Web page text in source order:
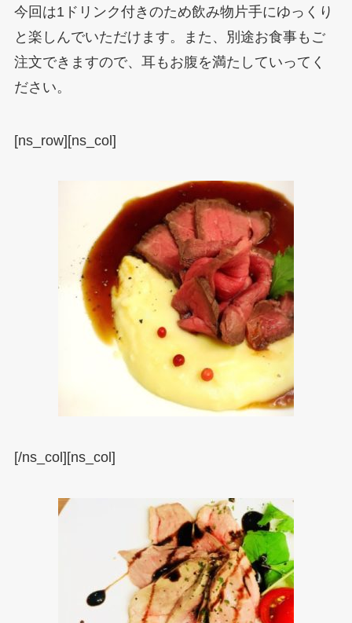
今回は1ドリンク付きのため飲み物片手にゆっくり
と楽しんでいただけます。また、別途お食事もご
注文できますので、耳もお腹を満たしていってく
ださい。
[ns_row][ns_col]
[/ns_col][ns_col]